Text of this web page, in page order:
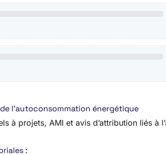
l’autoconsommation énergétique
à projets, AMI et avis d’attribution liés à
: